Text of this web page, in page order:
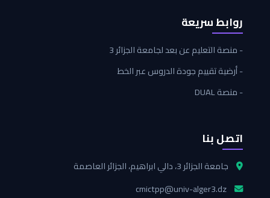
روابط سريعة
- منصة التعليم عن بعد لجامعة الجزائر 3
- أرضية تقييم جودة الدروس عبر الخط
- منصة DUAL
اتصل بنا
جامعة الجزائر 3، دالي ابراهيم، الجزائر العاصمة
cmictpp@univ-alger3.dz